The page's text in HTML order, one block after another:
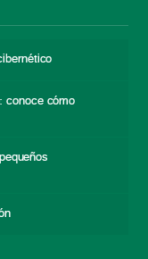
conoce cómo